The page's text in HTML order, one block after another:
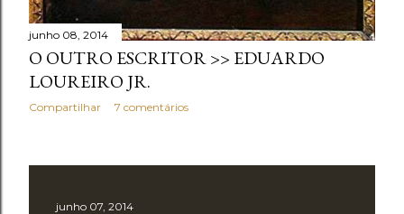
junho 08, 2014
O OUTRO ESCRITOR >> EDUARDO
LOUREIRO JR.
Compartilhar 7 comentários
junho 07, 2014